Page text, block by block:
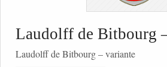
Laudolff de Bitbourg
Laudolff de Bitbourg – variante